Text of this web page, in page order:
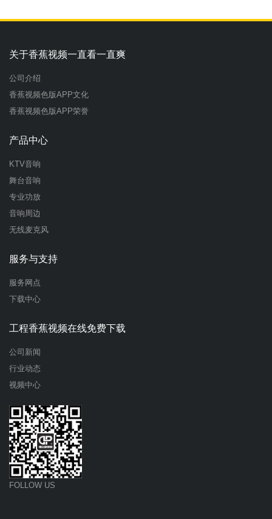
关于香蕉视频一直看一直爽
公司介绍
香蕉视频色版APP文化
香蕉视频色版APP荣誉
产品中心
KTV音响
舞台音响
专业功放
音响周边
无线麦克风
服务与支持
服务网点
下载中心
工程香蕉视频在线免费下载
公司新闻
行业动态
视频中心
FOLLOW US